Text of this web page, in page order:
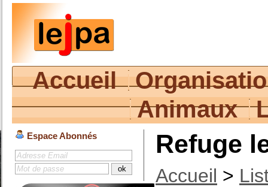
Accueil
Animaux
Espace Abonnés Refuge
Accueil >